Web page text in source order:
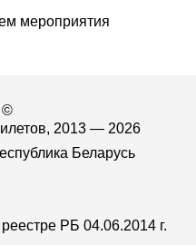
мероприятия
©
2013 — 2026
Беларусь
РБ 04.06.2014 г.